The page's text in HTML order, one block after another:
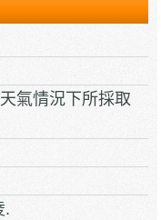
氣情況下所採取
.